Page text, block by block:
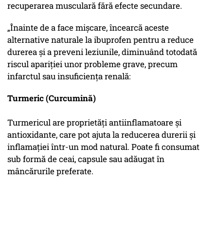
recuperarea musculară fără efecte secundare.
„Înainte de a face mișcare, încearcă aceste
alternative naturale la ibuprofen pentru a reduce
durerea și a preveni leziunile, diminuând totodată
riscul apariției unor probleme grave, precum
infarctul sau insuficiența renală:
Turmeric (Curcumină)
Turmericul are proprietăți antiinflamatoare și
antioxidante, care pot ajuta la reducerea durerii și
inflamației într-un mod natural. Poate fi consumat
sub formă de ceai, capsule sau adăugat în
mâncărurile preferate.